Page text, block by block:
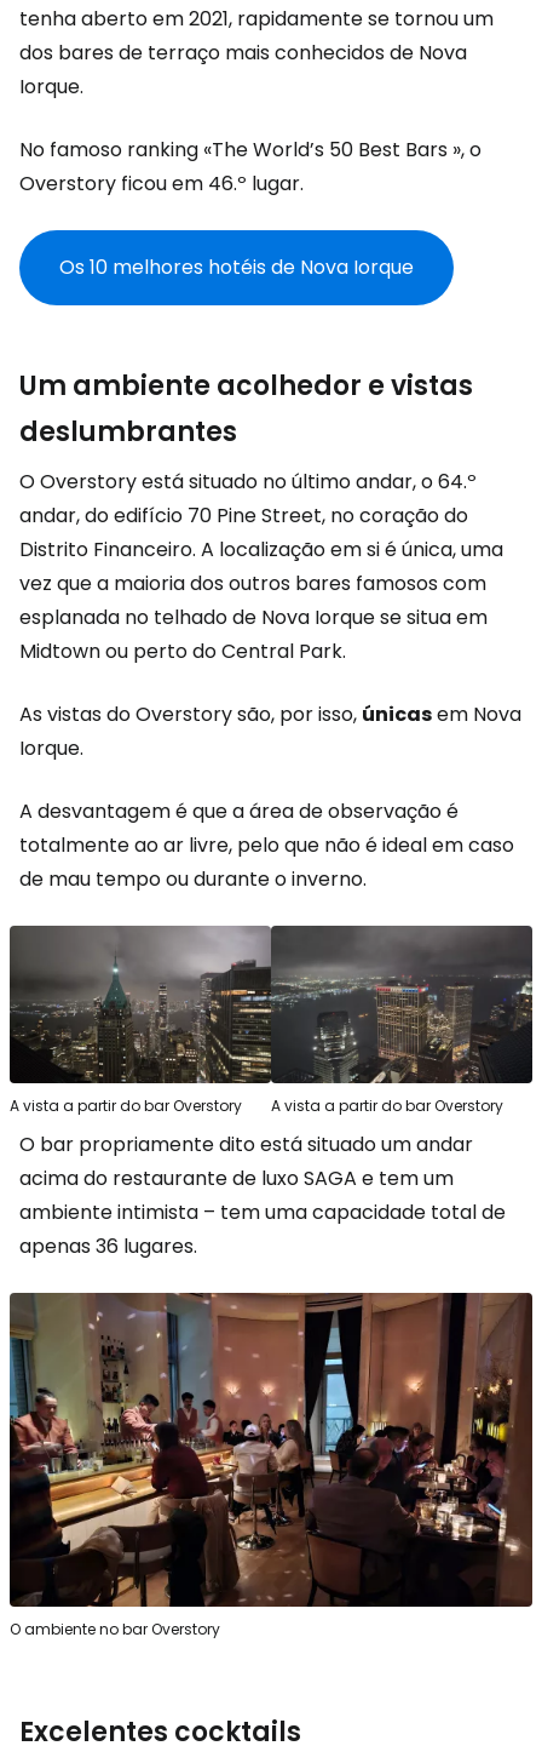
tenha aberto em 2021, rapidamente se tornou um
dos bares de terraço mais conhecidos de Nova
Iorque.
No famoso ranking «The World’s 50 Best Bars », o
Overstory ficou em 46.º lugar.
Os 10 melhores hotéis de Nova Iorque
Um ambiente acolhedor e vistas
deslumbrantes
O Overstory está situado no último andar, o 64.º
andar, do edifício 70 Pine Street, no coração do
Distrito Financeiro. A localização em si é única, uma
vez que a maioria dos outros bares famosos com
esplanada no telhado de Nova Iorque se situa em
Midtown ou perto do Central Park.
As vistas do Overstory são, por isso, únicasem Nova
Iorque.
A desvantagem é que a área de observação é
totalmente ao ar livre, pelo que não é ideal em caso
de mau tempo ou durante o inverno.
A vista a partir do bar Overstory A vista a partir do bar Overstory
O bar propriamente dito está situado um andar
acima do restaurante de luxo SAGA e tem um
ambiente intimista – tem uma capacidade total de
apenas 36 lugares.
O ambiente no bar Overstory
Excelentes cocktails